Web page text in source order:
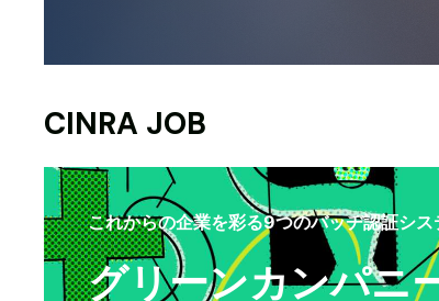
CINRA JOB
これからの企業を彩る9つのバッヂ認証シス
グリーンカンパニ